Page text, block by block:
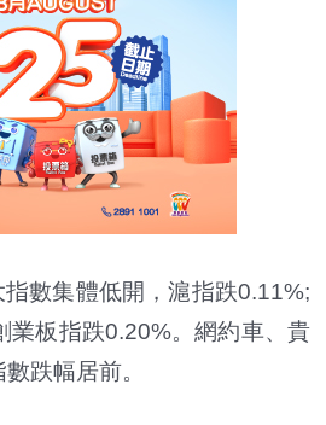
數集體低開，滬指跌0.11%;
業板指跌0.20%。網約車、貴
跌幅居前。